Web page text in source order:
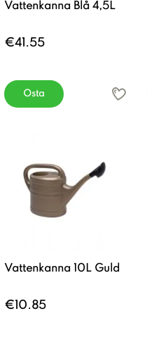
Vattenkanna Blå 4,5L
€41.55
Osta
Vattenkanna 10L Guld
€10.85